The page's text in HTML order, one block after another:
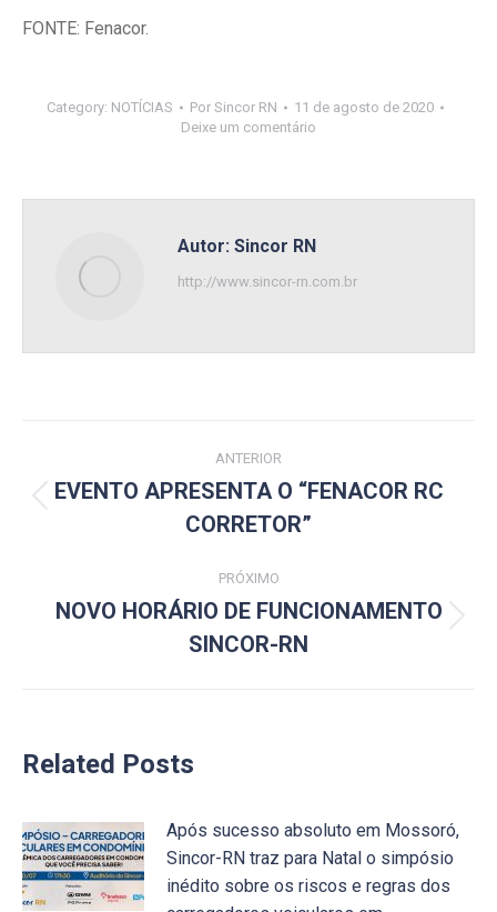
FONTE: Fenacor.
Category: NOTÍCIAS Por Sincor RN
11 de agosto de 2020
Deixe um comentário
Autor: Sincor RN
http://www.sincor-rn.com.br
de
ANTERIOR
anterior:
EVENTO APRESENTA O “FENACOR RC
CORRETOR”
PRÓXIMO
post:
NOVO HORÁRIO DE FUNCIONAMENTO
SINCOR-RN
Related Posts
Após sucesso absoluto em Mossoró,
Sincor-RN traz para Natal o simpósio
inédito sobre os riscos e regras dos